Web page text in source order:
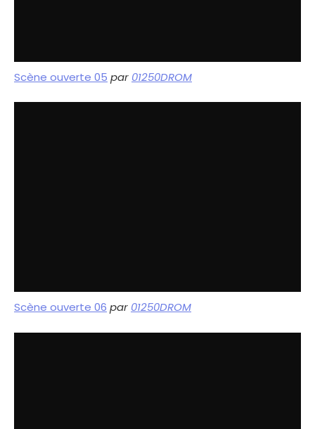
Scène ouverte 05 par 01250DROM
Scène ouverte 06 par 01250DROM